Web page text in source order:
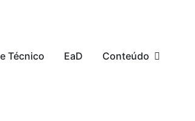
Técnico EaD Conteúdo